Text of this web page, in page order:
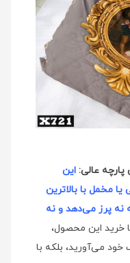
عالی: این
یا مخمل با بالاترین
پرز می‌دهد و نه
خرید این محصول،
خود می‌آورید، بلکه با